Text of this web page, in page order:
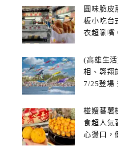
圓味脆皮
板小吃台
衣超唰嘴
(高雄生
相、翱翔
7/25登場
椪嫂蕃薯
食超人氣
心燙口，